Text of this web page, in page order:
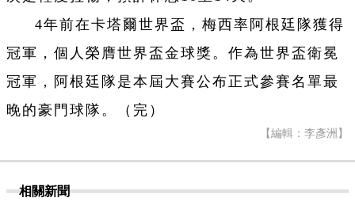
4年前在卡塔爾世界盃，梅西率阿根廷隊獲得
冠軍，個人榮膺世界盃金球獎。作為世界盃衛冕
冠軍，阿根廷隊是本屆大賽公布正式參賽名單最
晚的豪門球隊。（完）
【編輯：李彥洲】
相關新聞